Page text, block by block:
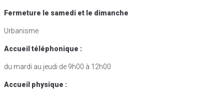
Fermeture le samedi et le dimanche
Urbanisme
Accueil téléphonique :
du mardi au jeudi de 9h00 à 12h00
Accueil physique :